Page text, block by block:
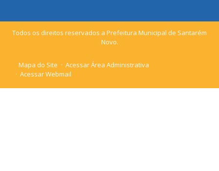
Todos os direitos reservados a Prefeitura Municipal de Santarém
Novo.
Mapa do Site
Acessar Área Administrativa
Acessar Webmail